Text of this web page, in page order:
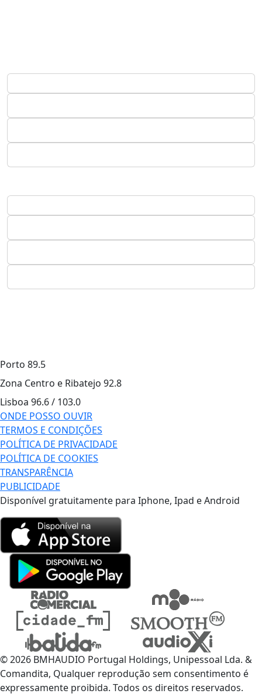
Porto 89.5
Zona Centro e Ribatejo 92.8
Lisboa 96.6 / 103.0
ONDE POSSO OUVIR
TERMOS E CONDIÇÕES
POLÍTICA DE PRIVACIDADE
POLÍTICA DE COOKIES
TRANSPARÊNCIA
PUBLICIDADE
Disponível gratuitamente para Iphone, Ipad e Android
© 2026 BMHAUDIO Portugal Holdings, Unipessoal Lda. &
Comandita, Qualquer reprodução sem consentimento é
expressamente proibida. Todos os direitos reservados.